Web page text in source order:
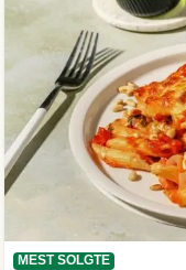
MEST SOLGTE